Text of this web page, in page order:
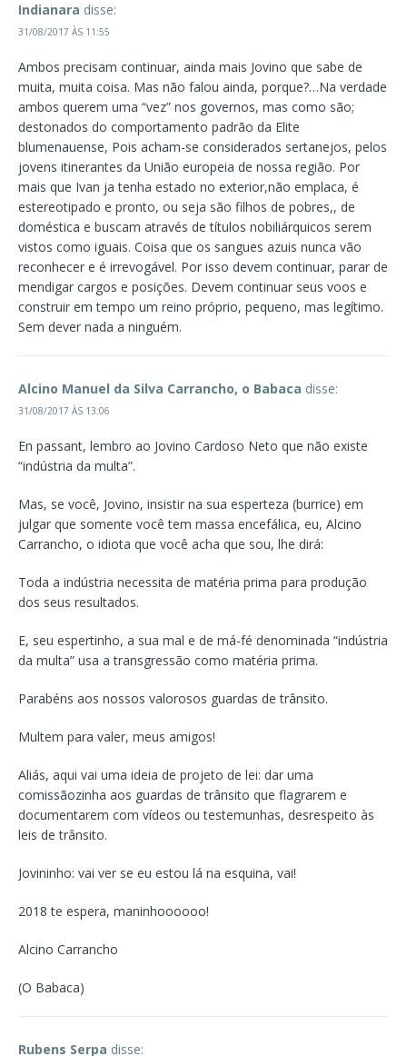
Indianara disse:
31/08/2017 ÀS 11:55
Ambos precisam continuar, ainda mais Jovino que sabe de
muita, muita coisa. Mas não falou ainda, porque?…Na verdade
ambos querem uma “vez” nos governos, mas como são;
destonados do comportamento padrão da Elite
blumenauense, Pois acham-se considerados sertanejos, pelos
jovens itinerantes da União europeia de nossa região. Por
mais que Ivan ja tenha estado no exterior,não emplaca, é
estereotipado e pronto, ou seja são filhos de pobres,, de
doméstica e buscam através de títulos nobiliárquicos serem
vistos como iguais. Coisa que os sangues azuis nunca vão
reconhecer e é irrevogável. Por isso devem continuar, parar de
mendigar cargos e posições. Devem continuar seus voos e
construir em tempo um reino próprio, pequeno, mas legítimo.
Sem dever nada a ninguém.
Alcino Manuel da Silva Carrancho, o Babaca disse:
31/08/2017 ÀS 13:06
En passant, lembro ao Jovino Cardoso Neto que não existe
“indústria da multa”.
Mas, se você, Jovino, insistir na sua esperteza (burrice) em
julgar que somente você tem massa encefálica, eu, Alcino
Carrancho, o idiota que você acha que sou, lhe dirá:
Toda a indústria necessita de matéria prima para produção
dos seus resultados.
E, seu espertinho, a sua mal e de má-fé denominada “indústria
da multa” usa a transgressão como matéria prima.
Parabéns aos nossos valorosos guardas de trânsito.
Multem para valer, meus amigos!
Aliás, aqui vai uma ideia de projeto de lei: dar uma
comissãozinha aos guardas de trânsito que flagrarem e
documentarem com vídeos ou testemunhas, desrespeito às
leis de trânsito.
Jovininho: vai ver se eu estou lá na esquina, vai!
2018 te espera, maninhoooooo!
Alcino Carrancho
(O Babaca)
Rubens Serpa disse: